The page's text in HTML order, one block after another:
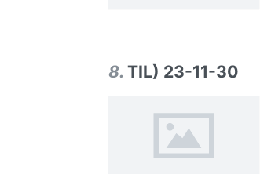
8. TIL) 23-11-30